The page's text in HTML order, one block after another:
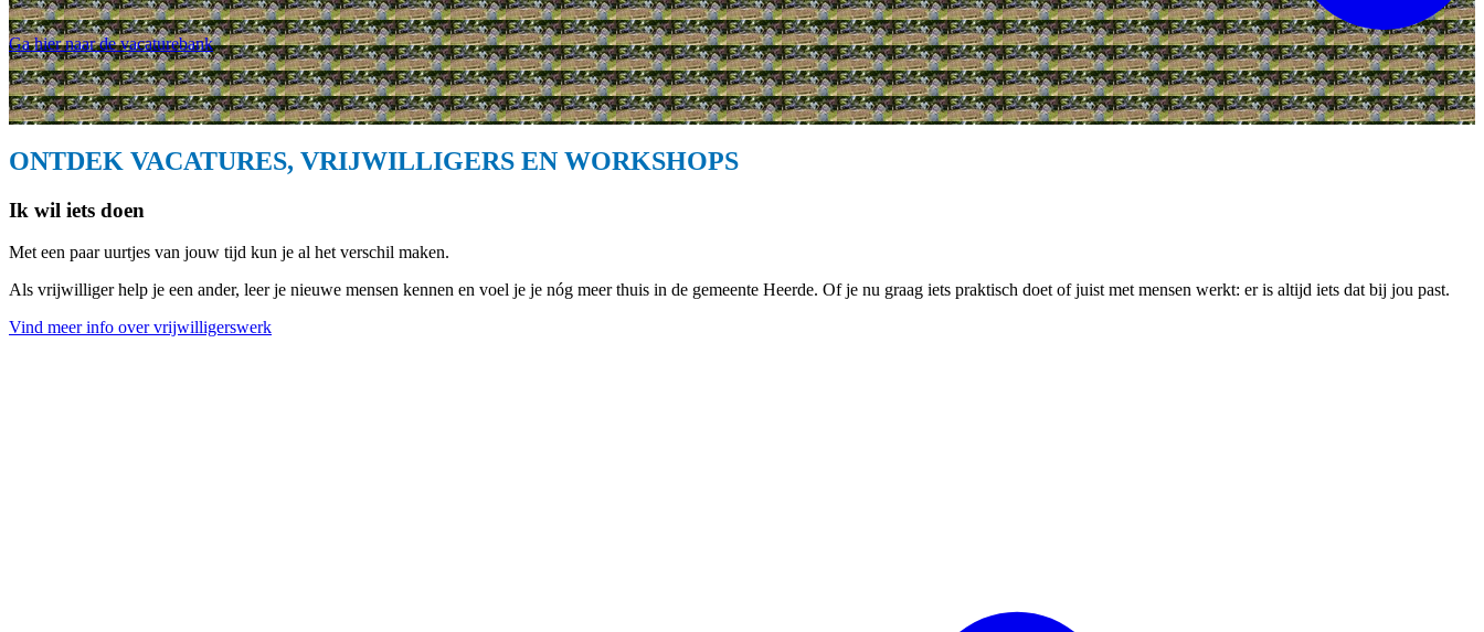
Ga hier naar de vacaturebank
ONTDEK VACATURES, VRIJWILLIGERS EN WORKSHOPS
Ik wil iets doen
Met een paar uurtjes van jouw tijd kun je al het verschil maken.
Als vrijwilliger help je een ander, leer je nieuwe mensen kennen en voel je je nóg meer thuis in de gemeente Heerde. Of je nu graag iets praktisch doet of juist met mensen werkt: er is altijd iets dat bij jou past.
Vind meer info over vrijwilligerswerk